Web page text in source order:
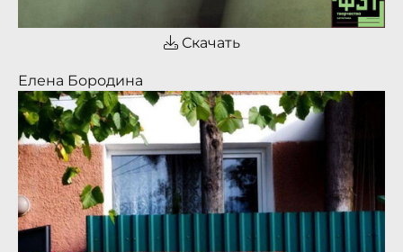
Скачать
Елена Бородина